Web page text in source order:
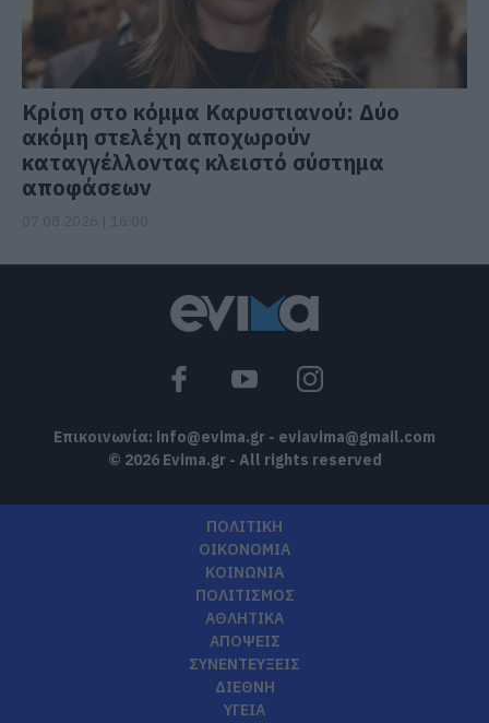
Κρίση στο κόμμα Καρυστιανού: Δύο
ακόμη στελέχη αποχωρούν
καταγγέλλοντας κλειστό σύστημα
αποφάσεων
Επικοινωνία: info@evima.gr - eviavima@gmail.com
© 2026 Evima.gr - All rights reserved
ΠΟΛΙΤΙΚΗ
ΟΙΚΟΝΟΜΙΑ
ΚΟΙΝΩΝΙΑ
ΠΟΛΙΤΙΣΜΟΣ
ΑΘΛΗΤΙΚΑ
ΑΠΟΨΕΙΣ
ΣΥΝΕΝΤΕΥΞΕΙΣ
ΔΙΕΘΝΗ
ΥΓΕΙΑ